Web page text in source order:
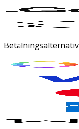
Betalningsalternativ